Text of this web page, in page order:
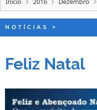
TELEFONES
NOTÍCIAS >
Feliz Natal